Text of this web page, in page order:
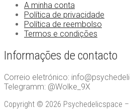
A minha conta
Política de privacidade
Política de reembolso
Termos e condições
Informações de contacto
Correio eletrónico:
Telegramm: @Wolke_9X
Copyright © 2026 Psychedelicspace